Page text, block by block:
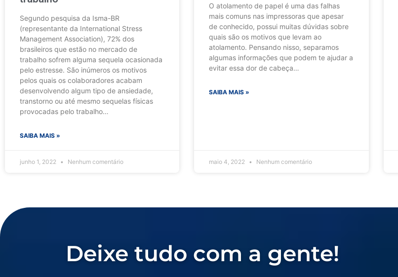
Segundo pesquisa da Isma-BR
(representante da International Stress
Management Association), 72% dos
brasileiros que estão no mercado de
trabalho sofrem alguma sequela ocasionada
pelo estresse. São inúmeros os motivos
pelos quais os colaboradores acabam
desenvolvendo algum tipo de ansiedade,
transtorno ou até mesmo sequelas físicas
provocadas pelo trabalho…
SAIBA MAIS »
junho 1, 2022 Nenhum comentário
O atolamento de papel é uma das falhas
mais comuns nas impressoras que apesar
de conhecido, possui muitas dúvidas sobre
quais são os motivos que levam ao
atolamento. Pensando nisso, separamos
algumas informações que podem te ajudar a
evitar essa dor de cabeça…
SAIBA MAIS »
maio 4, 2022 Nenhum comentário
Deixe tudo com a gente!